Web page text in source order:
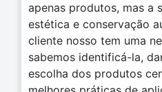
apenas produtos, mas a
estética e conservação
cliente nosso tem uma
sabemos identificá-la,
escolha dos produtos